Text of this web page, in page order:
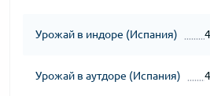
Урожай в индоре (Испания)
Урожай в аутдоре (Испания)